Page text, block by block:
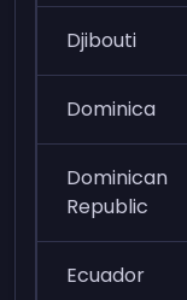
Djibouti
Dominica
Dominican
Republic
Ecuador